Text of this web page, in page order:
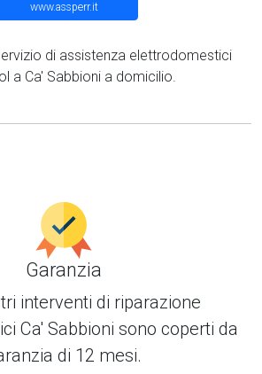
www.assperr.it
di assistenza elettrodomestici
a Ca' Sabbioni a domicilio.
Garanzia
interventi di riparazione
Ca' Sabbioni sono coperti da
di 12 mesi.